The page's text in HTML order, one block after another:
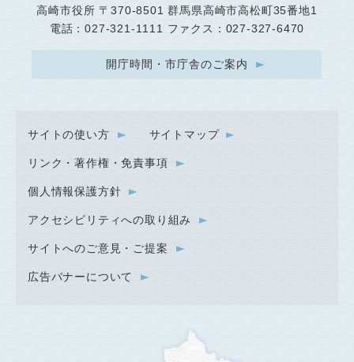
高崎市役所 〒370-8501 群馬県高崎市高松町35番地1
電話：027-321-1111 ファクス：027-327-6470
開庁時間・市庁舎のご案内
サイトの使い方 サイトマップ
リンク・著作権・免責事項
個人情報保護方針
アクセシビリティへの取り組み
サイトへのご意見・ご提案
広告バナーについて